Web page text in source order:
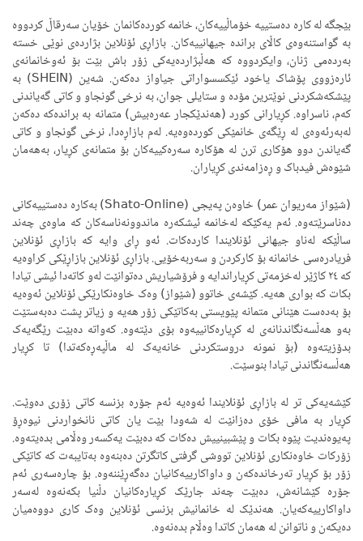
بێجگە لە کارە دەستییە خۆماڵییەکان، خانمە کوردەکانمان خۆیان سەرقاڵ کردووە
بە گواستنەوەی کاڵای براندە جیهانییەکان. بازاڕی ئۆنلاین بژاردەی نوێی خستە
بەردەمی ژنان، وایکردووە کە هەڵبژاردەیەکی زۆر باش بێت بۆ ئەوخانمانەی
ئارەزووی پۆشاک یاخود ئێکسسواراتی جیاواز دەکەن. شەین (SHEIN) بە
پێشکەشکردنی نوێترین مۆدە و ستایلی جوان، بە نرخی گونجاو و کاتی گەیاندنی
کەم، ناسراوە. کڕیارانی کورد (هەندێکجار عەرەبیش) متمانە بە براندەکە دەکەن
لەبەرئەوەی لە ڕێگەی خانمێکی کوردەوەیە. لەم بازاڕەدا، نرخی گونجاو و کاتی
گەیاندن دوو هۆکاری ترن لە هۆکارە سەرەکییەکان بۆ متمانەی کڕیار، بەهەمان
شێوەش فیدباک و ڕەزامەندی کڕیاران.
(شێواز مەریوان عمر) خاوەن پەیجی (Shato-Online) بەکارە دەستییەکانی
دەناسرێتەوە. ئەم یەکێکە لەخانمە ئیشکەرە ماندوونەناسەکان کە ماوەی چەند
ساڵێکە لەناو جیهانی ئۆنلایندا کاردەکات. ئەو ڕای وایە کە بازاڕی ئۆنلاین
فریادرەسی خانمانە بۆ کارکردن و سەربەخۆیی. بازاڕی ئۆنلاین بازاڕێکی کراوەیە
کە ٢٤ کاژێر لەخزمەتی کڕیاراندایە و فرۆشیاریش دەتوانێت لەو کاتەدا ئیشی تیادا
بکات کە بواری هەیە. کێشەی خاتوو (شێواز) وەک خاوەنکارێکی ئۆنلاین ئەوەیە
بۆ بەدەست هێنانی متمانە پێویستی بەکاتێکی زۆر هەیە و زیاتر پشت دەبەستێت
بەو هەڵسەنگاندنانەی لە کڕیارەکانییەوە بۆی دێتەوە. کەواتە دەبێت رێگەیەک
بدۆزیتەوە (بۆ نمونە دروستکردنی خانەیەک لە ماڵپەڕەکەتدا) تا کڕیار
هەڵسەنگاندنی تیادا بنوسێت.
کێشەیەکی تر لە بازاڕی ئۆنلایندا ئەوەیە ئەم جۆرە بزنسە کاتی زۆری دەوێت.
کڕیار بە مافی خۆی دەزانێت لە شەودا بێت یان کاتی نانخواردنی نیوەڕۆ
پەیوەندیت پێوە بکات و پێشبینییش دەکات کە دەبێت یەکسەر وەڵامی بدەیتەوە.
زۆرکات خاوەنکاری ئۆنلاین تووشی گرفتی کاتگرتن دەبنەوە بەتایبەت کە کاتێکی
زۆر بۆ کڕیار تەرخاندەکەن و داواکارییەکانیان دەگەڕێننەوە. بۆ چارەسەری ئەم
جۆرە کێشانەش، دەبێت چەند جارێک کڕیارەکانیان دڵنیا بکەنەوە لەسەر
داواکارییەکەیان. هەندێک لە خانمانیش بزنسی ئۆنلاین وەک کاری دووەمیان
دەیکەن و ناتوانن لە هەمان کاتدا وەڵام بدەنەوە.